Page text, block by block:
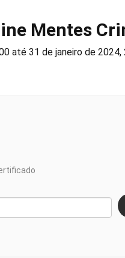
Mentes
até 31 de janeiro de 2024,